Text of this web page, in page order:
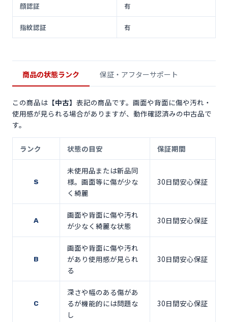
顔認証 有
指紋認証 有
商品の状態ランク 保証・アフターサポート
この商品は 【中古】 表記の商品です。画面や背面に傷や汚れ・
使用感が見られる場合がありますが、動作確認済みの中古品で
す。
ランク 状態の目安 保証期間
S
未使用品または新品同
様。画面等に傷が少な
く綺麗
30日間安心保証
A
画面や背面に傷や汚れ
が少なく綺麗な状態
30日間安心保証
B
画面や背面に傷や汚れ
があり使用感が見られ
る
30日間安心保証
C
深さや幅のある傷があ
るが機能的には問題な
し
30日間安心保証